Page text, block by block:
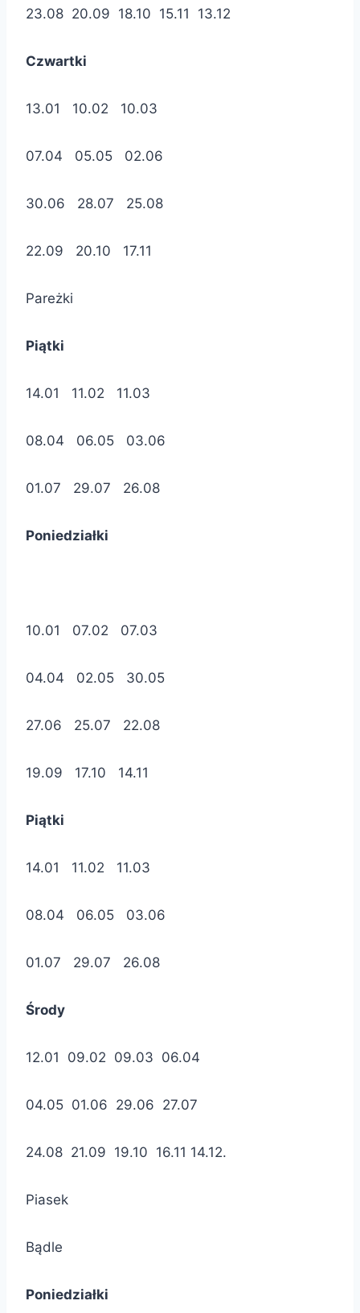
23.08 20.09 18.10 15.11 13.12
Czwartki
13.01 10.02 10.03
07.04 05.05 02.06
30.06 28.07 25.08
22.09 20.10 17.11
Pareżki
Piątki
14.01 11.02 11.03
08.04 06.05 03.06
01.07 29.07 26.08
Poniedziałki
10.01 07.02 07.03
04.04 02.05 30.05
27.06 25.07 22.08
19.09 17.10 14.11
Piątki
14.01 11.02 11.03
08.04 06.05 03.06
01.07 29.07 26.08
Środy
12.01 09.02 09.03 06.04
04.05 01.06 29.06 27.07
24.08 21.09 19.10 16.11 14.12.
Piasek
Bądle
Poniedziałki